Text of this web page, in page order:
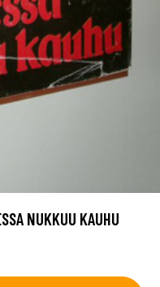
NUKKUU KAUHU